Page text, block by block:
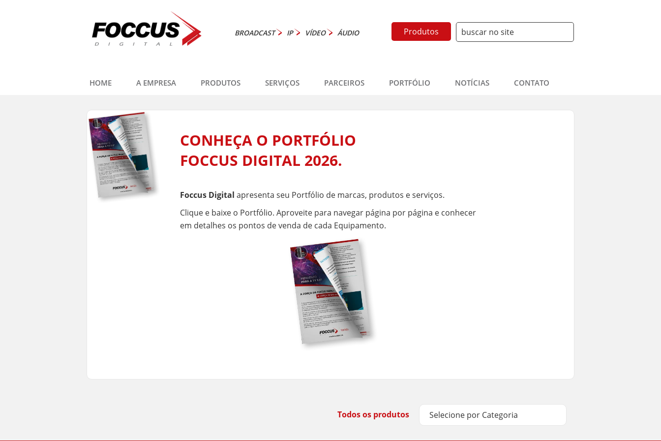
Produtos
BROADCAST IP VÍDEO ÁUDIO
HOME A EMPRESA PRODUTOS SERVIÇOS PARCEIROS PORTFÓLIO NOTÍCIAS CONTATO
CONHEÇA O PORTFÓLIO
FOCCUS DIGITAL 2026.
Foccus Digital apresenta seu Portfólio de marcas, produtos e serviços.
Clique e baixe o Portfólio. Aproveite para navegar página por página e conhecer
em detalhes os pontos de venda de cada Equipamento.
Todos os produtos Selecione por Categoria